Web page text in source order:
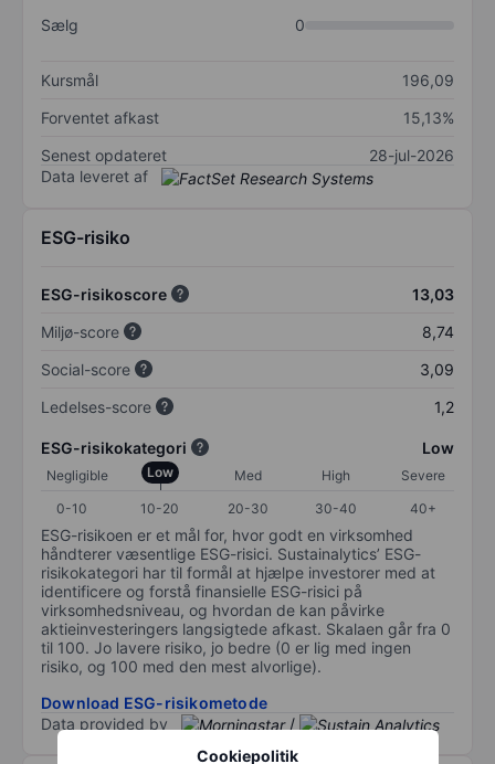
Cookiepolitik
Sælg
0
Kursmål
196,09
Forventet afkast
15,13%
Senest opdateret
28-jul-2026
Data leveret af
ESG-risiko
ESG-risikoscore
13,03
Miljø-score
8,74
Social-score
3,09
Ledelses-score
1,2
ESG-risikokategori Low
Negligible Low Med High
Severe
0-10
10-20 20-30 30-40 40+
ESG-risikoen er et mål for, hvor godt en virksomhed
håndterer væsentlige ESG-risici. Sustainalytics’ ESG-
risikokategori har til formål at hjælpe investorer med at
identificere og forstå finansielle ESG-risici på
virksomhedsniveau, og hvordan de kan påvirke
aktieinvesteringers langsigtede afkast. Skalaen går fra 0
til 100. Jo lavere risiko, jo bedre (0 er lig med ingen
risiko, og 100 med den mest alvorlige).
Download ESG-risikometode
Data provided by
/